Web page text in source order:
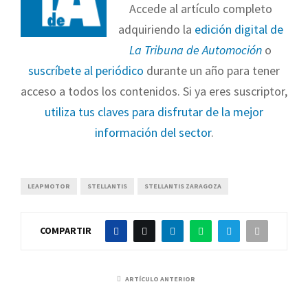
Accede al artículo completo
adquiriendo la edición digital de
La Tribuna de Automoción o
suscríbete al periódico durante un año para tener
acceso a todos los contenidos. Si ya eres suscriptor,
utiliza tus claves para disfrutar de la mejor
información del sector.
LEAPMOTOR STELLANTIS STELLANTIS ZARAGOZA
COMPARTIR
ARTÍCULO ANTERIOR